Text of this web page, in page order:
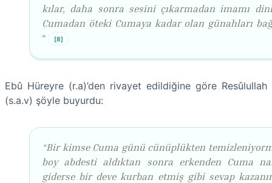
kılar, daha sonra sesini çıkarmadan imamı
Cumadan öteki Cumaya kadar olan günahları
“
[8]
Ebû Hüreyre (r.a)’den rivayet edildiğine göre Resûlullah
(s.a.v) şöyle buyurdu:
“Bir kimse Cuma günü cünüplükten
boy abdesti aldıktan sonra erkenden Cuma
giderse bir deve kurban etmiş gibi sevap